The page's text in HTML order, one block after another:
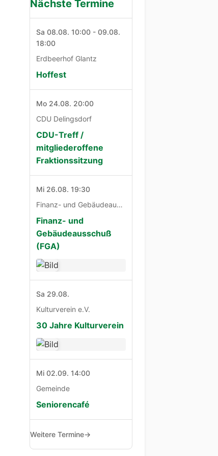
Nächste Termine
Sa 08.08. 10:00 - 09.08.
18:00
Erdbeerhof Glantz
Hoffest
Mo 24.08. 20:00
CDU Delingsdorf
CDU-Treff /
mitgliederoffene
Fraktionssitzung
Mi 26.08. 19:30
Finanz- und Gebäudeausschuß
Finanz- und
Gebäudeausschuß
(FGA)
Sa 29.08.
Kulturverein e.V.
30 Jahre Kulturverein
Mi 02.09. 14:00
Gemeinde
Seniorencafé
Weitere Termine→